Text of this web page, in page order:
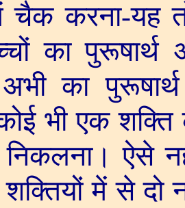
चैक करना-यह
का
का
भी एक शक्ति
ऐसे
में से दो